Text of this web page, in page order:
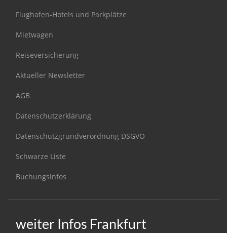
Flughafen-Hotels und Parkplätze
Mietwagen
Reiseversicherung
Aktueller Newsletter
AGB
Datenschutzerklärung
Datenschutzgrundverordnung DSGVO
Schwarze Liste
Buchungsinfos
weiter Infos Frankfurt